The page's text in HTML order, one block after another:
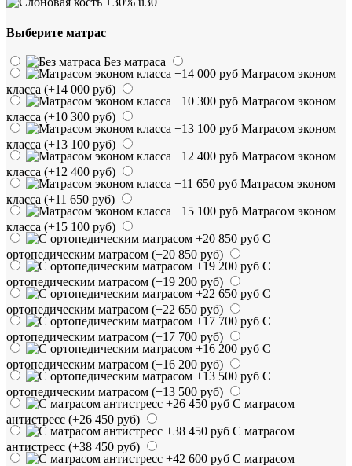
Выберите матрас
Без матраса
Матрасом эконом
класса (+14 000 руб)
Матрасом эконом
класса (+10 300 руб)
Матрасом эконом
класса (+13 100 руб)
Матрасом эконом
класса (+12 400 руб)
Матрасом эконом
класса (+11 650 руб)
Матрасом эконом
класса (+15 100 руб)
С
ортопедическим матрасом (+20 850 руб)
С
ортопедическим матрасом (+19 200 руб)
С
ортопедическим матрасом (+22 650 руб)
С
ортопедическим матрасом (+17 700 руб)
С
ортопедическим матрасом (+16 200 руб)
С
ортопедическим матрасом (+13 500 руб)
С матрасом
антистресс (+26 450 руб)
С матрасом
антистресс (+38 450 руб)
С матрасом